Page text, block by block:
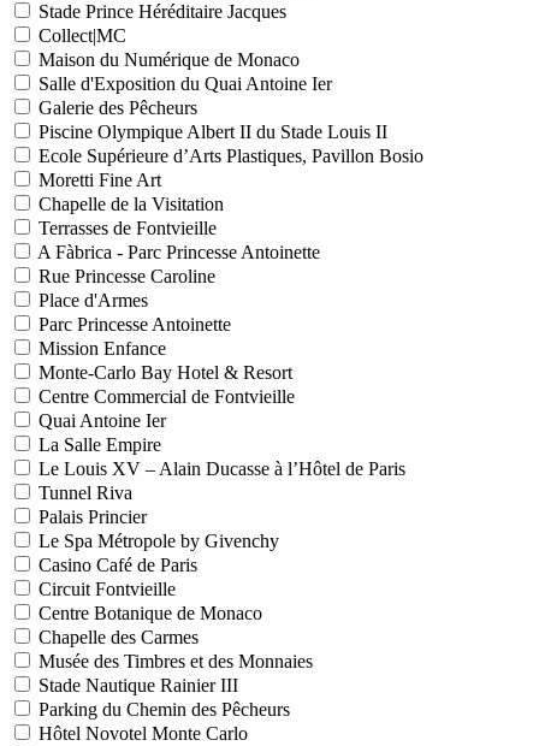
Stade Prince Héréditaire Jacques
Collect|MC
Maison du Numérique de Monaco
Salle d'Exposition du Quai Antoine Ier
Galerie des Pêcheurs
Piscine Olympique Albert II du Stade Louis II
Ecole Supérieure d’Arts Plastiques, Pavillon Bosio
Moretti Fine Art
Chapelle de la Visitation
Terrasses de Fontvieille
A Fàbrica - Parc Princesse Antoinette
Rue Princesse Caroline
Place d'Armes
Parc Princesse Antoinette
Mission Enfance
Monte-Carlo Bay Hotel & Resort
Centre Commercial de Fontvieille
Quai Antoine Ier
La Salle Empire
Le Louis XV – Alain Ducasse à l’Hôtel de Paris
Tunnel Riva
Palais Princier
Le Spa Métropole by Givenchy
Casino Café de Paris
Circuit Fontvieille
Centre Botanique de Monaco
Chapelle des Carmes
Musée des Timbres et des Monnaies
Stade Nautique Rainier III
Parking du Chemin des Pêcheurs
Hôtel Novotel Monte Carlo